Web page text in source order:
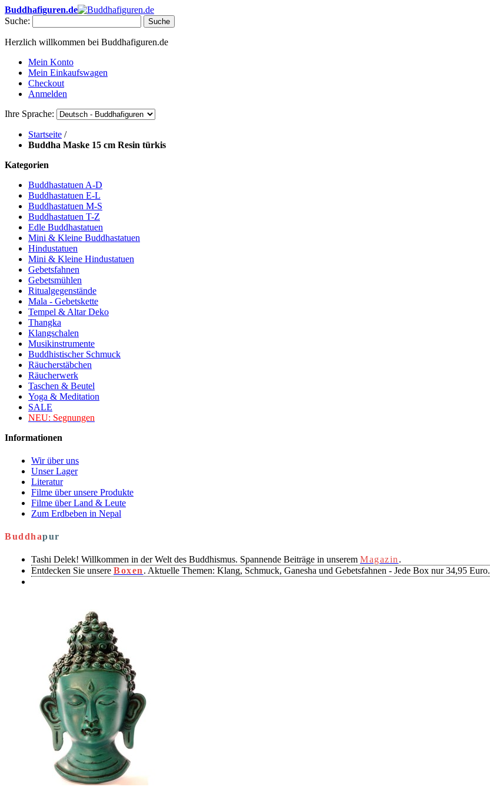
Buddhafiguren.de
Suche:
Suche
Herzlich willkommen bei Buddhafiguren.de
Mein Konto
Mein Einkaufswagen
Checkout
Anmelden
Ihre Sprache:
Startseite /
Buddha Maske 15 cm Resin türkis
Kategorien
Buddhastatuen A-D
Buddhastatuen E-L
Buddhastatuen M-S
Buddhastatuen T-Z
Edle Buddhastatuen
Mini & Kleine Buddhastatuen
Hindustatuen
Mini & Kleine Hindustatuen
Gebetsfahnen
Gebetsmühlen
Ritualgegenstände
Mala - Gebetskette
Tempel & Altar Deko
Thangka
Klangschalen
Musikinstrumente
Buddhistischer Schmuck
Räucherstäbchen
Räucherwerk
Taschen & Beutel
Yoga & Meditation
SALE
NEU: Segnungen
Informationen
Wir über uns
Unser Lager
Literatur
Filme über unsere Produkte
Filme über Land & Leute
Zum Erdbeben in Nepal
Buddhapur
Tashi Delek! Willkommen in der Welt des Buddhismus. Spannende Beiträge in unserem Magazin .
Entdecken Sie unsere Boxen . Aktuelle Themen: Klang, Schmuck, Ganesha und Gebetsfahnen - Jede Box nur 34,95 Euro.